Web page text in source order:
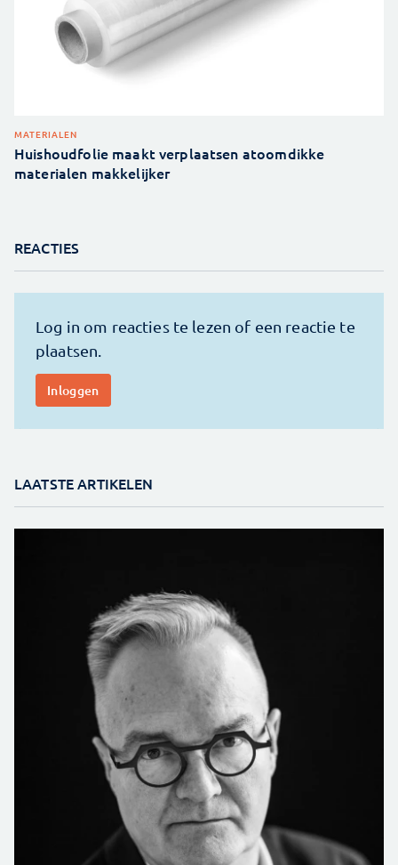
MATERIALEN
Huishoudfolie maakt verplaatsen atoomdikke
materialen makkelijker
REACTIES
LAATSTE ARTIKELEN